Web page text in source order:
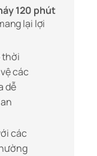
120 phút
lại lợi
thời
các
dễ
các